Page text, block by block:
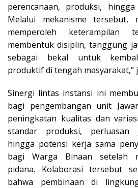
perencanaan, produksi,
Melalui mekanisme tersebut,
memperoleh keterampilan
membentuk disiplin, tanggung
sebagai bekal untuk
produktif di tengah masyarakat,”
Sinergi lintas instansi ini
bagi pengembangan unit
peningkatan kualitas dan
standar produksi, perluasan
hingga potensi kerja sama
bagi Warga Binaan setelah
pidana. Kolaborasi tersebut
bahwa pembinaan di